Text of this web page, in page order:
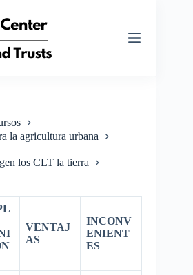
la agricultura urbana
los CLT la tierra
VENTAJ
AS
INCONV
ENIENT
ES